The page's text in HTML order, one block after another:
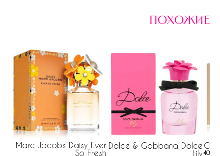
похожие
Marc Jacobs Daisy Ever
So Fresh
Dolce & Gabbana Dolce
Lily40